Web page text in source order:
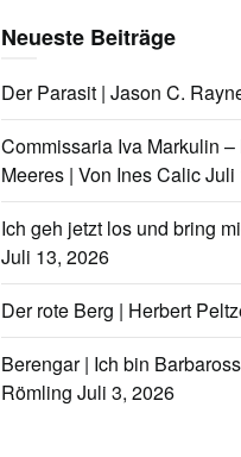
Neueste Beiträge
Der Parasit | Jason C.
Commissaria Iva Markulin
Meeres | Von Ines CalicJuli
Ich geh jetzt los und bring
Juli 13, 2026
Der rote Berg | Herbert
Berengar | Ich bin
Römling Juli 3, 2026